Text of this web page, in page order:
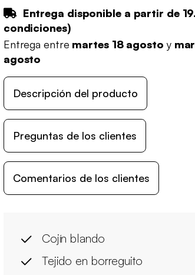
Entrega disponible a partir de
condiciones)
Entrega entre martes 18 agosto y
agosto
Descripción del producto
Preguntas de los clientes
Comentarios de los clientes
Cojín blando
Tejido en borreguito